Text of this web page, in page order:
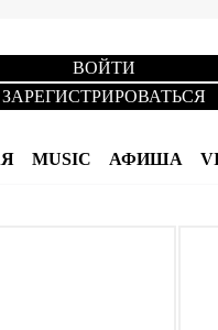
ВОЙТИ
ЗАРЕГИСТРИРОВАТЬСЯ
MUSIC АФИША